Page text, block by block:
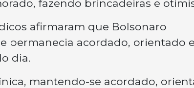
fazendo brincadeiras e
afirmaram que Bolsonaro
permanecia acordado, orientado e
dia.
mantendo-se acordado,